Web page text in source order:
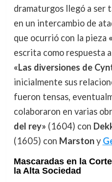
dramaturgos llegó a ser
en un intercambio de
que ocurrió con la pieza
escrita como respuesta
«Las diversiones de
inicialmente sus
fueron tensas,
colaboraron en varias
del rey» (1604) con
(1605) con Marstony
Mascaradas en la
la Alta Sociedad